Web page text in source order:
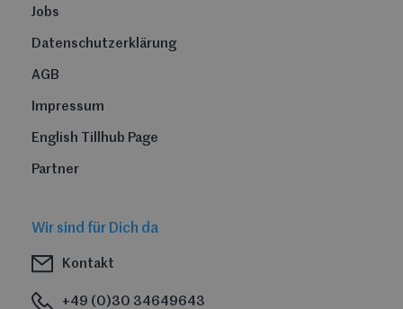
Jobs
Datenschutzerklärung
AGB
Impressum
English Tillhub Page
Partner
Wir sind für Dich da
Kontakt
+49 (0)30 34649643